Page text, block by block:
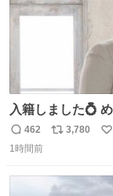
入籍しました💍
頑張ります！
返
信
462
リ
ト
3,780
い
数
1時間前